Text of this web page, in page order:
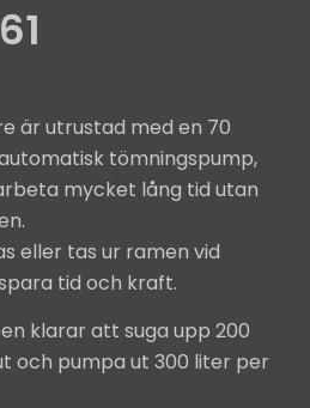
är utrustad med en 70
tömningspump,
mycket lång tid utan
eller tas ur ramen vid
tid och kraft.
klarar att suga upp 200
och pumpa ut 300 liter per